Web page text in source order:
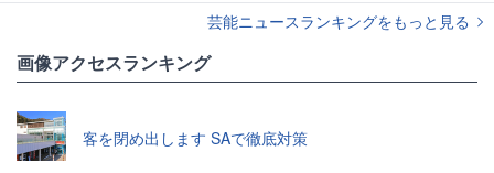
芸能ニュースランキングをもっと見る
画像アクセスランキング
客を閉め出します SAで徹底対策